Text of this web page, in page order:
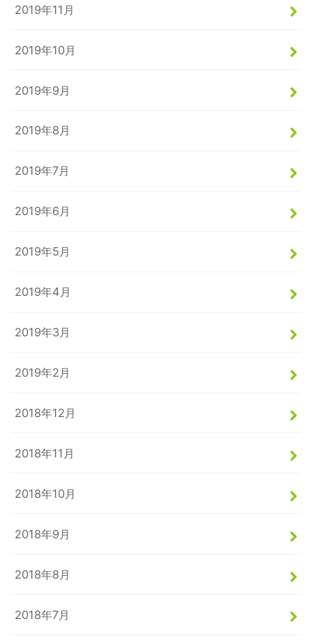
2019年11月
2019年10月
2019年9月
2019年8月
2019年7月
2019年6月
2019年5月
2019年4月
2019年3月
2019年2月
2018年12月
2018年11月
2018年10月
2018年9月
2018年8月
2018年7月